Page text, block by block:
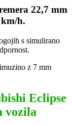
22,7 mm
h.
s simulirano
Eclipse
vozila